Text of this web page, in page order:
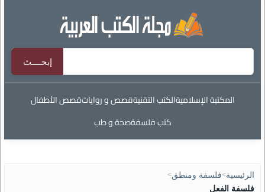
المكتبة الإسلاميةالكتب التقنيةقصص و رواياتقصص الأطفال
كتب فلسفةصحة و طب
الرئيسية>فلسفة ومنطق>
فلسفة الفعل